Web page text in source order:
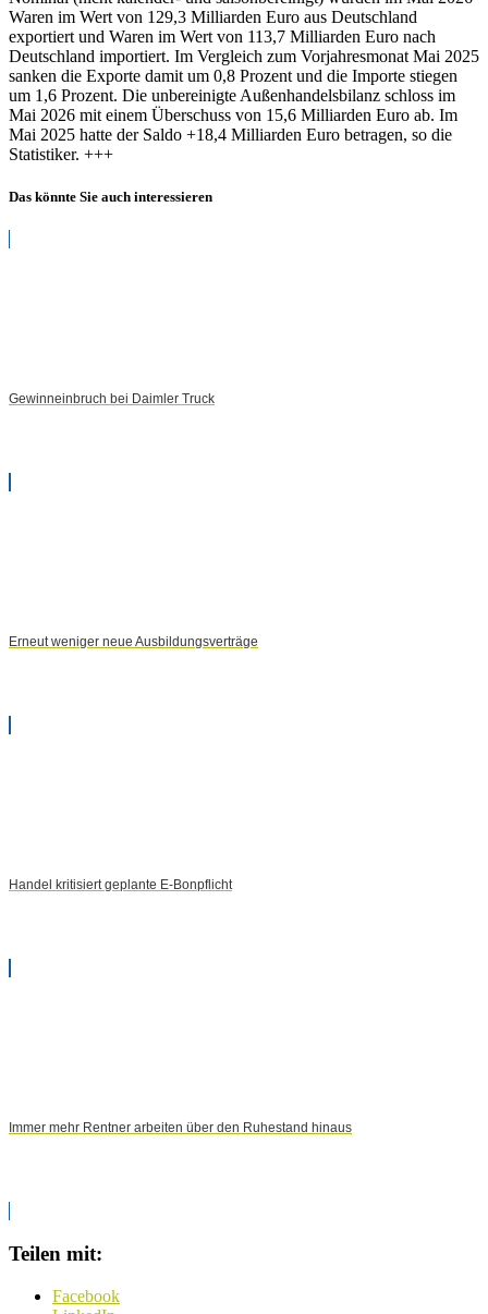
Waren im Wert von 129,3 Milliarden Euro aus Deutschland
exportiert und Waren im Wert von 113,7 Milliarden Euro nach
Deutschland importiert. Im Vergleich zum Vorjahresmonat Mai 2025
sanken die Exporte damit um 0,8 Prozent und die Importe stiegen
um 1,6 Prozent. Die unbereinigte Außenhandelsbilanz schloss im
Mai 2026 mit einem Überschuss von 15,6 Milliarden Euro ab. Im
Mai 2025 hatte der Saldo +18,4 Milliarden Euro betragen, so die
Statistiker. +++
Das könnte Sie auch interessieren
Gewinneinbruch bei Daimler Truck
Erneut weniger neue Ausbildungsverträge
Handel kritisiert geplante E-Bonpflicht
Immer mehr Rentner arbeiten über den Ruhestand hinaus
Teilen mit:
Facebook